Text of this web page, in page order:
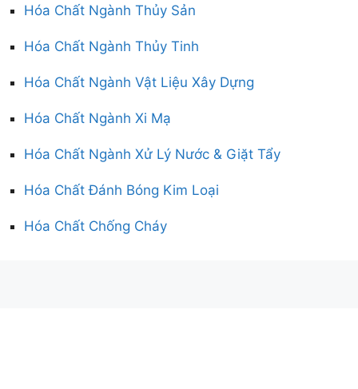
Hóa Chất Ngành Thủy Sản
Hóa Chất Ngành Thủy Tinh
Hóa Chất Ngành Vật Liệu Xây Dựng
Hóa Chất Ngành Xi Mạ
Hóa Chất Ngành Xử Lý Nước & Giặt Tẩy
Hóa Chất Đánh Bóng Kim Loại
Hóa Chất Chống Cháy